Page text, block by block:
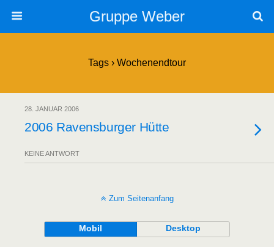
Gruppe Weber
Tags › Wochenendtour
28. JANUAR 2006
2006 Ravensburger Hütte
KEINE ANTWORT
Zum Seitenanfang
Mobil Desktop